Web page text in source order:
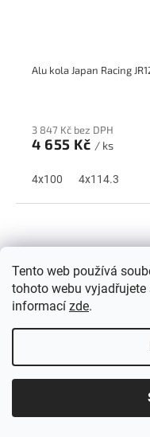
Tento web používá
tohoto webu
informací zde.
Alu kola Japan Racing
3 847 Kč bez DPH
4 655 Kč / ks
4x100 4x114.3